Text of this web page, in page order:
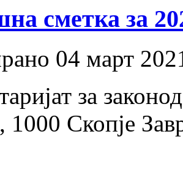
сметка за
04 март
за
1000 Скопје